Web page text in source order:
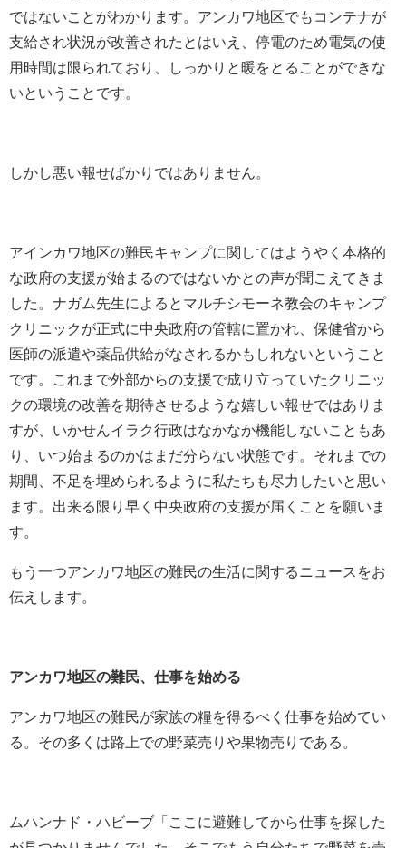
ではないことがわかります。アンカワ地区でもコンテナが
支給され状況が改善されたとはいえ、停電のため電気の使
用時間は限られており、しっかりと暖をとることができな
いということです。
しかし悪い報せばかりではありません。
アインカワ地区の難民キャンプに関してはようやく本格的
な政府の支援が始まるのではないかとの声が聞こえてきま
した。ナガム先生によるとマルチシモーネ教会のキャンプ
クリニックが正式に中央政府の管轄に置かれ、保健省から
医師の派遣や薬品供給がなされるかもしれないということ
です。これまで外部からの支援で成り立っていたクリニッ
クの環境の改善を期待させるような嬉しい報せではありま
すが、いかせんイラク行政はなかなか機能しないこともあ
り、いつ始まるのかはまだ分らない状態です。それまでの
期間、不足を埋められるように私たちも尽力したいと思い
ます。出来る限り早く中央政府の支援が届くことを願いま
す。
もう一つアンカワ地区の難民の生活に関するニュースをお
伝えします。
アンカワ地区の難民、仕事を始める
アンカワ地区の難民が家族の糧を得るべく仕事を始めてい
る。その多くは路上での野菜売りや果物売りである。
ムハンナド・ハビーブ「ここに避難してから仕事を探した